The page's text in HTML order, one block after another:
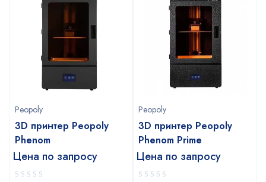
Peopoly
3D принтер Peopoly
Phenom
Цена по запросу
Peopoly
3D принтер Peopoly
Phenom Prime
Цена по запросу